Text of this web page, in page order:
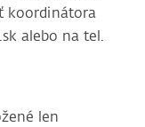
koordinátora
alebo na tel.
len